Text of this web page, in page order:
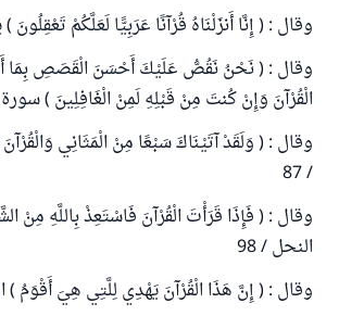
وقال : ( إِنَّا أَنزَلْنَاهُ قُرْآنًا عَرَبِيًّا لَعَلَّكُمْ تَعْقِلُونَ
وقال : ( نَحْنُ نَقُصُّ عَلَيْكَ أَحْسَنَ الْقَصَصِ بِمَا
الْقُرْآنَ وَإِنْ كُنتَ مِنْ قَبْلِهِ لَمِنْ الْغَافِلِينَ )
وقال : ( وَلَقَدْ آتَيْنَاكَ سَبْعًا مِنْ الْمَثَانِي
/ 87
وقال : ( فَإِذَا قَرَأْتَ الْقُرْآنَ فَاسْتَعِذْ بِاللَّهِ مِنْ
النحل / 98
وقال : ( إِنَّ هَذَا الْقُرْآنَ يَهْدِي لِلَّتِي هِيَ أَقْوَمُ )